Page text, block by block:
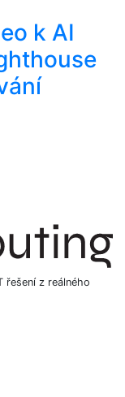
k AI
řešení z reálného